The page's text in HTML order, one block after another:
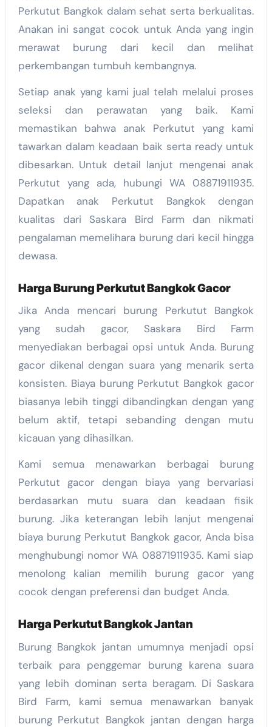
Perkutut Bangkok dalam sehat serta berkualitas.
Anakan ini sangat cocok untuk Anda yang ingin
merawat burung dari kecil dan melihat
perkembangan tumbuh kembangnya.
Setiap anak yang kami jual telah melalui proses
seleksi dan perawatan yang baik. Kami
memastikan bahwa anak Perkutut yang kami
tawarkan dalam keadaan baik serta ready untuk
dibesarkan. Untuk detail lanjut mengenai anak
Perkutut yang ada, hubungi WA 08871911935.
Dapatkan anak Perkutut Bangkok dengan
kualitas dari Saskara Bird Farm dan nikmati
pengalaman memelihara burung dari kecil hingga
dewasa.
Harga Burung Perkutut Bangkok Gacor
Jika Anda mencari burung Perkutut Bangkok
yang sudah gacor, Saskara Bird Farm
menyediakan berbagai opsi untuk Anda. Burung
gacor dikenal dengan suara yang menarik serta
konsisten. Biaya burung Perkutut Bangkok gacor
biasanya lebih tinggi dibandingkan dengan yang
belum aktif, tetapi sebanding dengan mutu
kicauan yang dihasilkan.
Kami semua menawarkan berbagai burung
Perkutut gacor dengan biaya yang bervariasi
berdasarkan mutu suara dan keadaan fisik
burung. Jika keterangan lebih lanjut mengenai
biaya burung Perkutut Bangkok gacor, Anda bisa
menghubungi nomor WA 08871911935. Kami siap
menolong kalian memilih burung gacor yang
cocok dengan preferensi dan budget Anda.
Harga Perkutut Bangkok Jantan
Burung Bangkok jantan umumnya menjadi opsi
terbaik para penggemar burung karena suara
yang lebih dominan serta beragam. Di Saskara
Bird Farm, kami semua menawarkan banyak
burung Perkutut Bangkok jantan dengan harga